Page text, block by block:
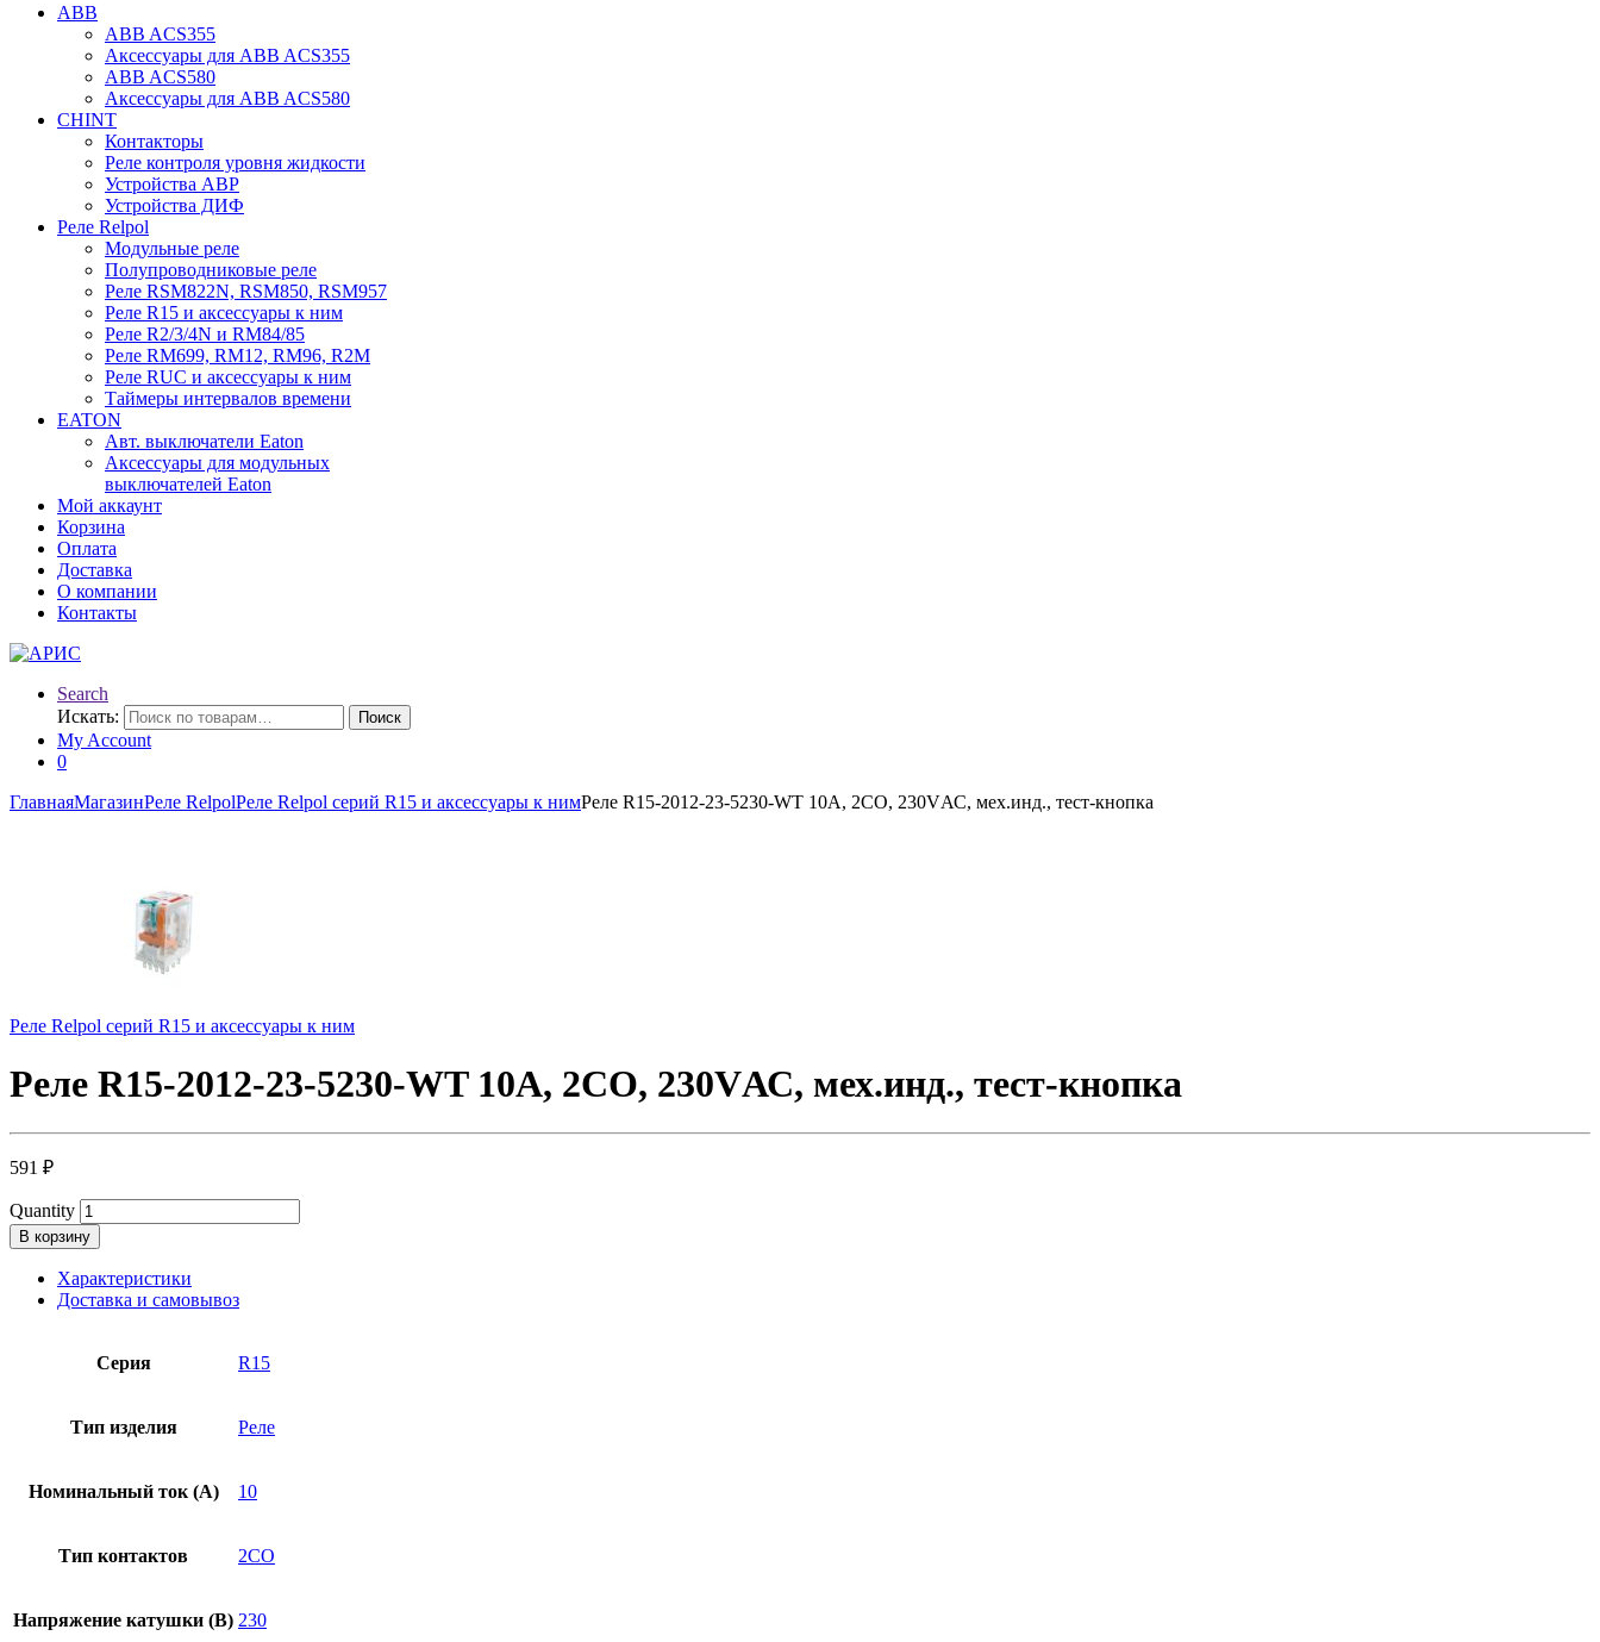
ABB
ABB ACS355
Аксессуары для ABB ACS355
ABB ACS580
Аксессуары для ABB ACS580
CHINT
Контакторы
Реле контроля уровня жидкости
Устройства АВР
Устройства ДИФ
Реле Relpol
Модульные реле
Полупроводниковые реле
Реле RSM822N, RSM850, RSM957
Реле R15 и аксессуары к ним
Реле R2/3/4N и RM84/85
Реле RM699, RM12, RM96, R2M
Реле RUC и аксессуары к ним
Таймеры интервалов времени
EATON
Авт. выключатели Eaton
Аксессуары для модульных
выключателей Eaton
Мой аккаунт
Корзина
Оплата
Доставка
О компании
Контакты
Search
Искать:
Поиск
My Account
0
ГлавнаяМагазинРеле RelpolРеле Relpol серий R15 и аксессуары к нимРеле R15-2012-23-5230-WT 10А, 2СО, 230VАС, мех.инд., тест-кнопка
Реле Relpol серий R15 и аксессуары к ним
Реле R15-2012-23-5230-WT 10А, 2СО, 230VАС, мех.инд., тест-кнопка
591 ₽
Quantity
В корзину
Характеристики
Доставка и самовывоз
Серия R15
Тип изделия Реле
Номинальный ток (А) 10
Тип контактов 2CO
Напряжение катушки (В) 230